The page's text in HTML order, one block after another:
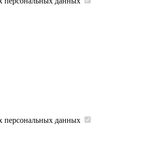
персональных данных